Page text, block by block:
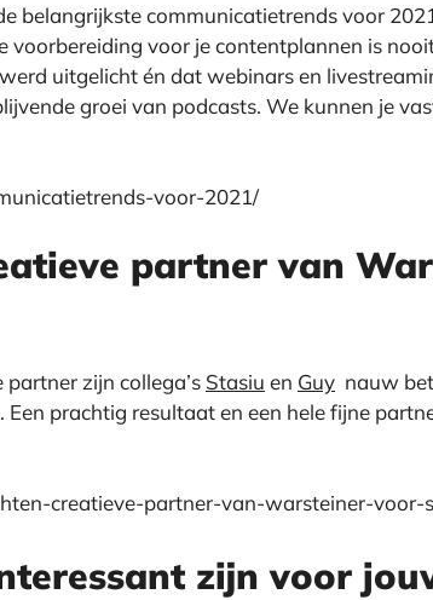
belangrijkste communicatietrends voor
voor je contentplannen is
uitgelicht én dat webinars en
groei van podcasts. We kunnen je
voor-2021/
partner van
zijn collega’s Stasiu en Guy nauw
Een prachtig resultaat en een hele fijne
creatieve-partner-van-warsteiner-
zijn voor